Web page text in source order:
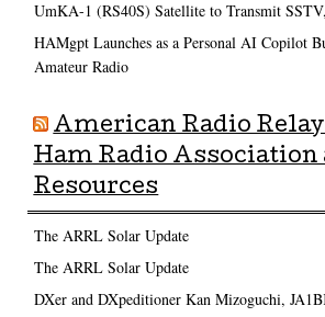
UmKA-1 (RS40S) Satellite to Transmit
HAMgpt Launches as a Personal AI Copilot
Amateur Radio
American Radio Relay
Ham Radio Association
Resources
The ARRL Solar Update
The ARRL Solar Update
DXer and DXpeditioner Kan Mizoguchi,